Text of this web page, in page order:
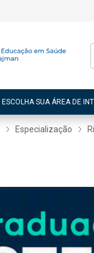
ESCOLHA SUA ÁREA DE
Especialização